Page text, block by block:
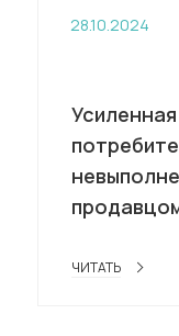
28.10.2024
ЧИТАТЬ